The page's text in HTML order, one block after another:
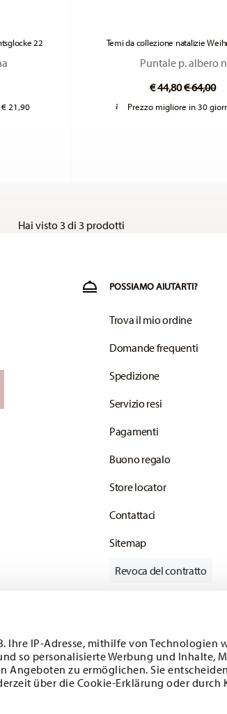
IP-Adresse, mithilfe von Technologien
so personalisierte Werbung und Inhalte,
zu ermöglichen. Sie
über die Cookie-Erklärung oder durch
22
from
€ 21,90
Temi da collezione natalizie
Puntale p. albero
€ 44,80Price
€ 64,00to
Prezzo migliore in 30
Hai visto 3 di 3 prodotti
POSSIAMO AIUTARTI?
Trova il mio ordine
Domande frequenti
Spedizione
Servizio resi
Pagamenti
Buono regalo
Store locator
Contattaci
Sitemap
Revoca del contratto